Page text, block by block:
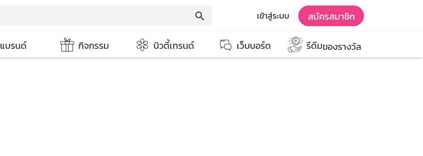
search เข้าสู่ระบบ สมัครสมาชิก
แบรนด์ กิจกรรม บิวตี้เทรนด์ เว็บบอร์ด รีดีมของรางวัล